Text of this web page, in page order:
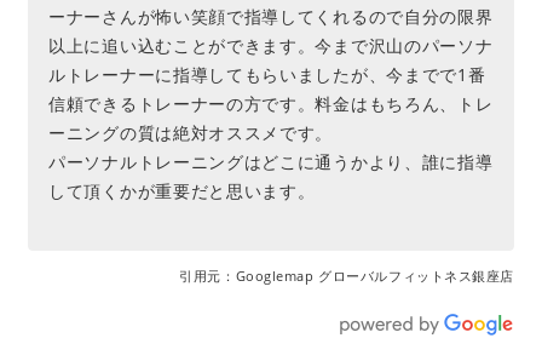
ーナーさんが怖い笑顔で指導してくれるので自分の限界
以上に追い込むことができます。今まで沢山のパーソナ
ルトレーナーに指導してもらいましたが、今までで1番
信頼できるトレーナーの方です。料金はもちろん、トレ
ーニングの質は絶対オススメです。
パーソナルトレーニングはどこに通うかより、誰に指導
して頂くかが重要だと思います。
引用元：Googlemap グローバルフィットネス銀座店